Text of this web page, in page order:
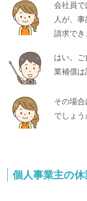
会社員で
人が、
請求でき
はい。
業補償は
その場
でしょう
個人事業主の休